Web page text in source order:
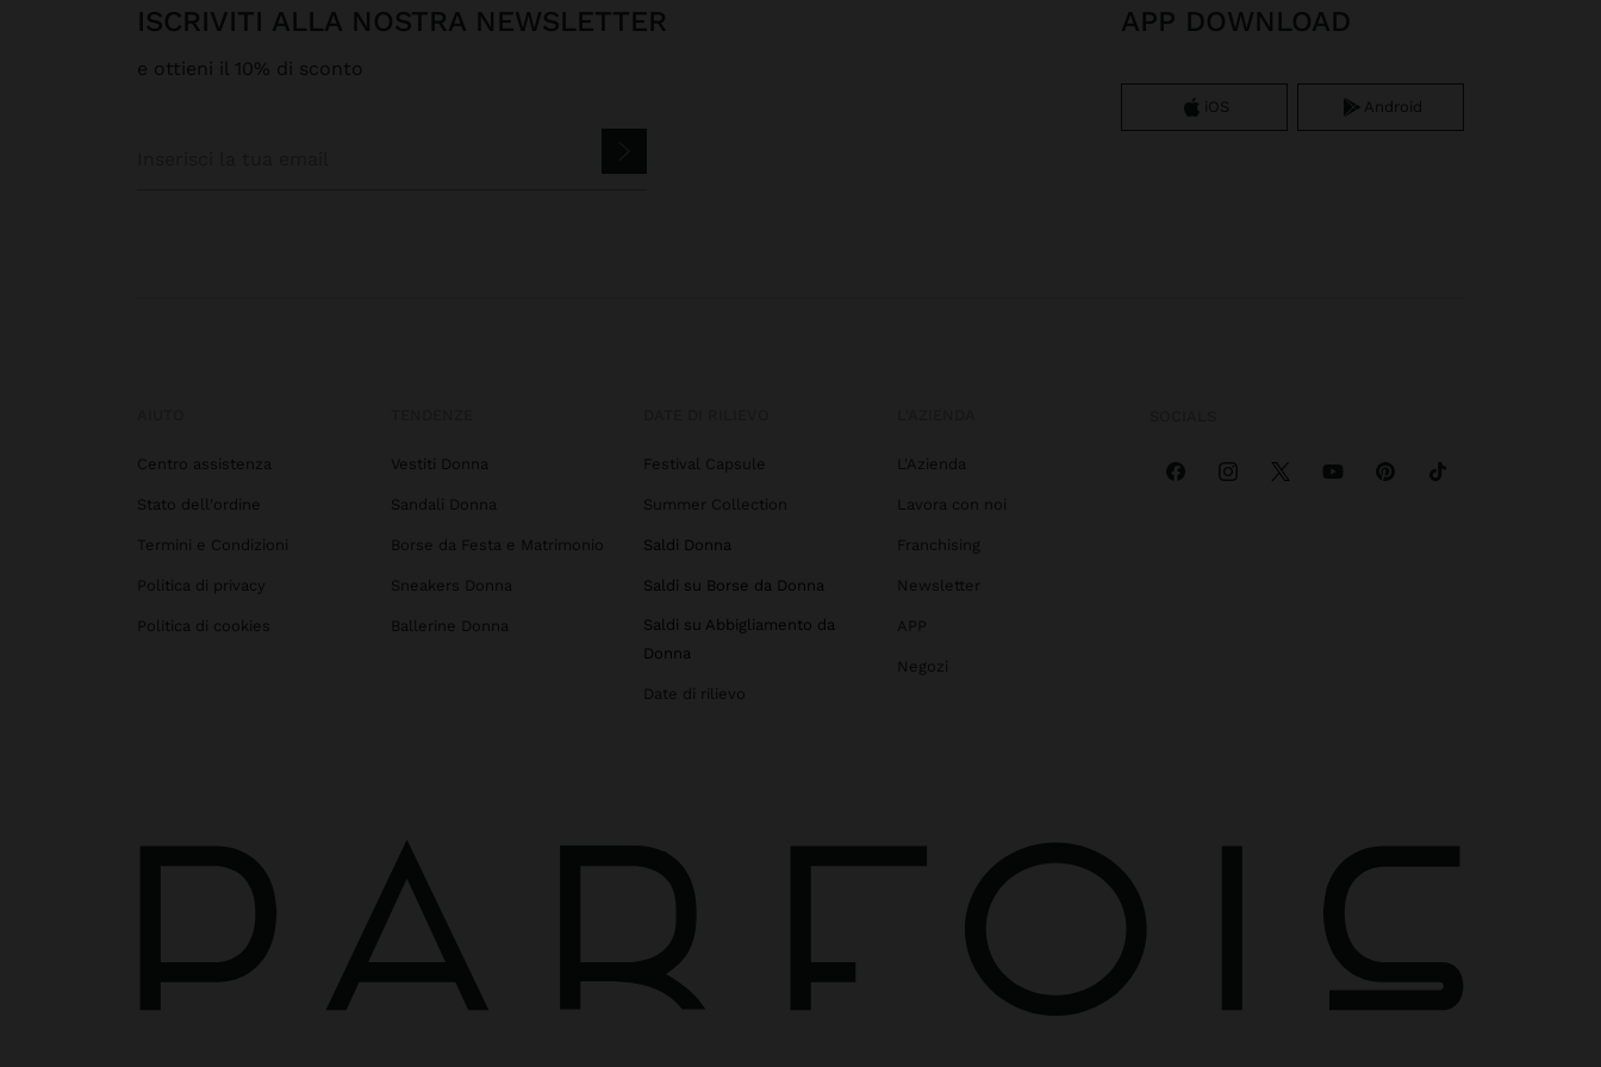
ISCRIVITI ALLA NOSTRA NEWSLETTER
e ottieni il 10% di sconto
APP DOWNLOAD
iOS Android
Centro assistenza
Stato dell'ordine
Termini e Condizioni
Politica di privacy
Politica di cookies
Vestiti Donna
Sandali Donna
Borse da Festa e Matrimonio
Sneakers Donna
Ballerine Donna
Festival Capsule
Summer Collection
Saldi Donna
Saldi su Borse da Donna
Saldi su Abbigliamento da
Donna
Date di rilievo
L'Azienda
Lavora con noi
Franchising
Newsletter
APP
Negozi